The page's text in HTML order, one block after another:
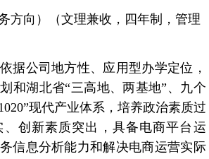
方向）（文理兼收 ，四年制，管理
据公司地方性、应用型办学定位，
和湖北省“三高地、两基地” 、九个
现代产业体系，培养政治素质过
创新素质突出，具备电商平台运
信息分析能力和解决电商运营实际